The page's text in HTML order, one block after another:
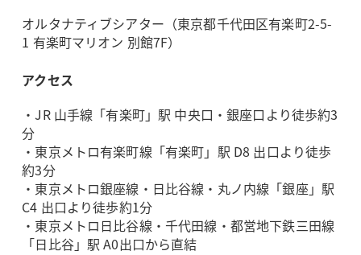
オルタナティブシアター（東京都千代田区有楽町2-5-
1 有楽町マリオン 別館7F）
アクセス
・JR 山手線「有楽町」駅 中央口・銀座口より徒歩約3
分
・東京メトロ有楽町線「有楽町」駅 D8 出口より徒歩
約3分
・東京メトロ銀座線・日比谷線・丸ノ内線「銀座」駅
C4 出口より徒歩約1分
・東京メトロ日比谷線・千代田線・都営地下鉄三田線
「日比谷」駅 A0出口から直結